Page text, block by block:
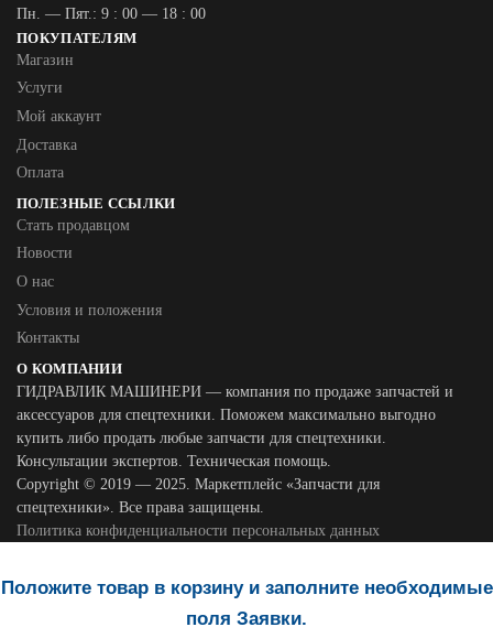
Пн. — Пят.: 9 : 00 — 18 : 00
ПОКУПАТЕЛЯМ
Магазин
Услуги
Мой аккаунт
Доставка
Оплата
ПОЛЕЗНЫЕ ССЫЛКИ
Стать продавцом
Новости
О нас
Условия и положения
Контакты
О КОМПАНИИ
ГИДРАВЛИК МАШИНЕРИ — компания по продаже запчастей и
аксессуаров для спецтехники. Поможем максимально выгодно
купить либо продать любые запчасти для спецтехники.
Консультации экспертов. Техническая помощь.
Copyright © 2019 — 2025. Маркетплейс «Запчасти для
спецтехники». Все права защищены.
Политика конфиденциальности персональных данных
Положите товар в корзину и заполните необходимые
поля Заявки.